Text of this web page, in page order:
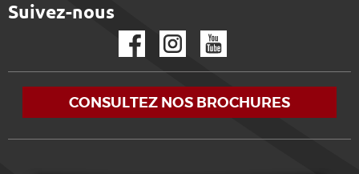
Suivez-nous
CONSULTEZ NOS BROCHURES